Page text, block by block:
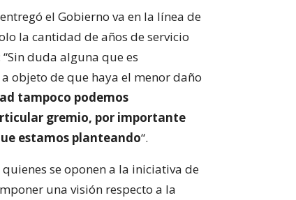
el Gobierno va en la línea de
la cantidad de años de servicio
duda alguna que es
objeto de que haya el menor daño
tampoco podemos
gremio, por importante
estamos planteando“.
se oponen a la iniciativa de
una visión respecto a la